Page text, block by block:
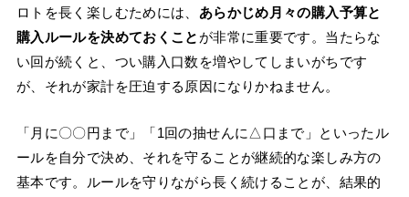
ロトを長く楽しむためには、 あらかじめ月々の購入予算と
購入ルールを決めておくこと が非常に重要です。当たらな
い回が続くと、つい購入口数を増やしてしまいがちです
が、それが家計を圧迫する原因になりかねません。
「月に〇〇円まで」「1回の抽せんに△口まで」といったル
ールを自分で決め、それを守ることが継続的な楽しみ方の
基本です。ルールを守りながら長く続けることが、結果的